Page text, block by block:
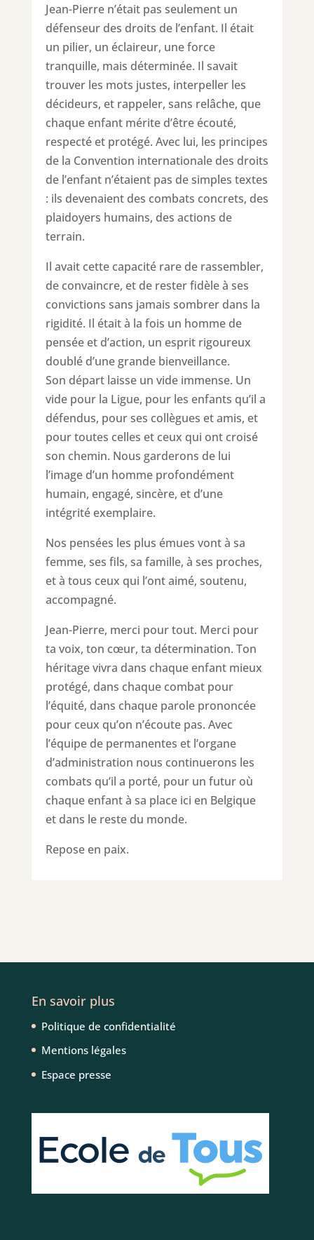
Jean-Pierre n’était pas seulement un
défenseur des droits de l’enfant. Il était
un pilier, un éclaireur, une force
tranquille, mais déterminée. Il savait
trouver les mots justes, interpeller les
décideurs, et rappeler, sans relâche, que
chaque enfant mérite d’être écouté,
respecté et protégé. Avec lui, les principes
de la Convention internationale des droits
de l’enfant n’étaient pas de simples textes
: ils devenaient des combats concrets, des
plaidoyers humains, des actions de
terrain.
Il avait cette capacité rare de rassembler,
de convaincre, et de rester fidèle à ses
convictions sans jamais sombrer dans la
rigidité. Il était à la fois un homme de
pensée et d’action, un esprit rigoureux
doublé d’une grande bienveillance.
Son départ laisse un vide immense. Un
vide pour la Ligue, pour les enfants qu’il a
défendus, pour ses collègues et amis, et
pour toutes celles et ceux qui ont croisé
son chemin. Nous garderons de lui
l’image d’un homme profondément
humain, engagé, sincère, et d’une
intégrité exemplaire.
Nos pensées les plus émues vont à sa
femme, ses fils, sa famille, à ses proches,
et à tous ceux qui l’ont aimé, soutenu,
accompagné.
Jean-Pierre, merci pour tout. Merci pour
ta voix, ton cœur, ta détermination. Ton
héritage vivra dans chaque enfant mieux
protégé, dans chaque combat pour
l’équité, dans chaque parole prononcée
pour ceux qu’on n’écoute pas. Avec
l’équipe de permanentes et l’organe
d’administration nous continuerons les
combats qu’il a porté, pour un futur où
chaque enfant à sa place ici en Belgique
et dans le reste du monde.
Repose en paix.
En savoir plus
Politique de confidentialité
Mentions légales
Espace presse